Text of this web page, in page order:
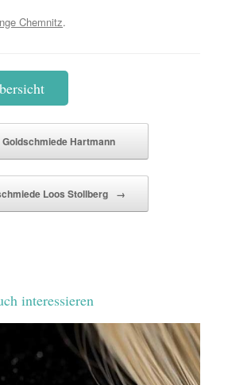
Chemnitz.
Goldschmiede Hartmann
Loos Stollberg →
interessieren